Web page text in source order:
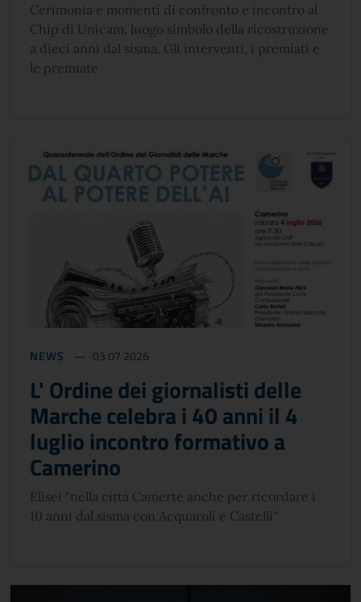
Cerimonia e momenti di confronto e incontro al
Chip di Unicam, luogo simbolo della ricostruzione
a dieci anni dal sisma. Gli interventi, i premiati e
le premiate
NEWS 03 07 2026
L' Ordine dei giornalisti delle
Marche celebra i 40 anni il 4
luglio incontro formativo a
Camerino
Elisei "nella città Camerte anche per ricordare i
10 anni dal sisma con Acquaroli e Castelli"